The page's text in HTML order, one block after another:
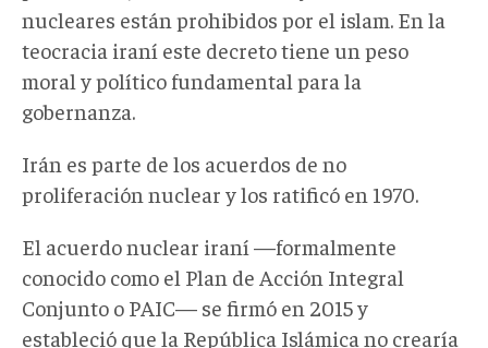
nucleares están prohibidos por el islam. En la
teocracia iraní este decreto tiene un peso
moral y político fundamental para la
gobernanza.
Irán es parte de los acuerdos de no
proliferación nuclear y los ratificó en 1970.
El acuerdo nuclear iraní —formalmente
conocido como el Plan de Acción Integral
Conjunto o PAIC— se firmó en 2015 y
estableció que la República Islámica no crearía